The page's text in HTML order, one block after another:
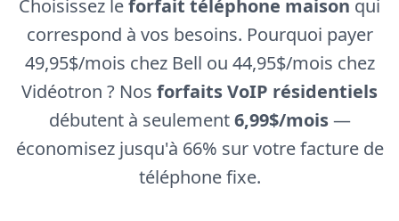
Choisissez leforfait téléphone maison qui
correspond à vos besoins. Pourquoi payer
49,95$/mois chez Bell ou 44,95$/mois chez
Vidéotron ? Nos forfaits VoIP résidentiels
débutent à seulement6,99$/mois—
économisez jusqu'à 66% sur votre facture de
téléphone fixe.